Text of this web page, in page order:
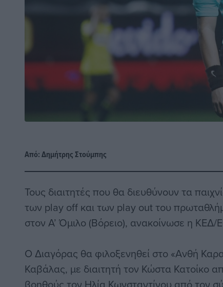
Από:Δημήτρης Στούμπης
Τους διαιτητές που θα διευθύνουν τα
των play off και των play out του
στον Α’ Όμιλο (Βόρειο), ανακοίνωσε η ΚΕΔ/
Ο Διαγόρας θα φιλοξενηθεί στο «Ανθή
Καβάλας, με διαιτητή τον Κώστα Κατοίκο